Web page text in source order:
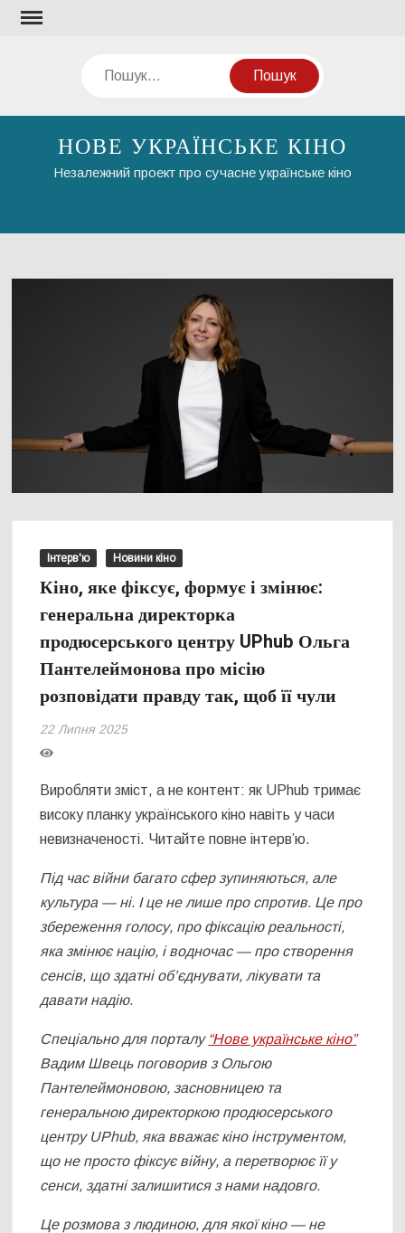
Перейти
Пошук
НОВЕ УКРАЇНСЬКЕ КІНО
Незалежний проект про сучасне українське кіно
Інтерв'ю Новини кіно
Кіно, яке фіксує, формує і змінює:
генеральна директорка
продюсерського центру UPhub Ольга
Пантелеймонова про місію
розповідати правду так, щоб її чули
22 Липня 2025
Виробляти зміст, а не контент: як UPhub тримає
високу планку українського кіно навіть у часи
невизначеності. Читайте повне інтерв’ю.
Під час війни багато сфер зупиняються, але
культура — ні. І це не лише про спротив. Це про
збереження голосу, про фіксацію реальності,
яка змінює націю, і водночас — про створення
сенсів, що здатні об’єднувати, лікувати та
давати надію.
Спеціально для порталу “Нове українське кіно”
Вадим Швець поговорив з Ольгою
Пантелеймоновою, засновницею та
генеральною директоркою продюсерського
центру UPhub, яка вважає кіно інструментом,
що не просто фіксує війну, а перетворює її у
сенси, здатні залишитися з нами надовго.
Це розмова з людиною, для якої кіно — не